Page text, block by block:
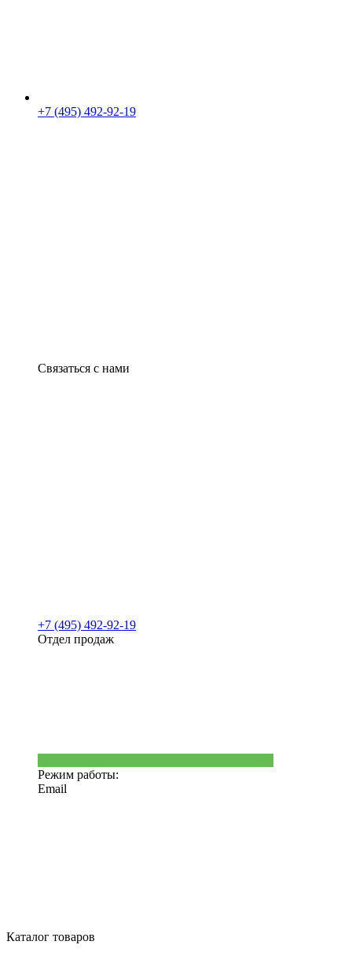
+7 (495) 492-92-19
Связаться с нами
+7 (495) 492-92-19
Отдел продаж
Режим работы:
Email
Каталог товаров